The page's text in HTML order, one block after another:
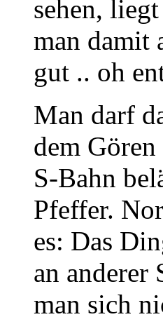
sehen,
man damit
gut .. oh
Man darf
dem
S-Bahn
Pfeffer.
es: Das
an anderer
man sich